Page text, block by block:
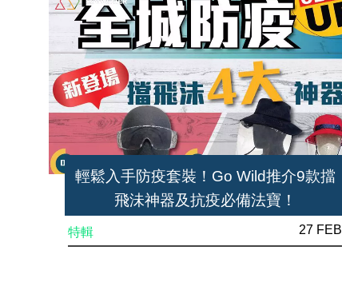
輕鬆入手防疫套裝！Go Wild推介9款擋
飛沬神器及抗疫必備法寶！
特輯 27 FEB